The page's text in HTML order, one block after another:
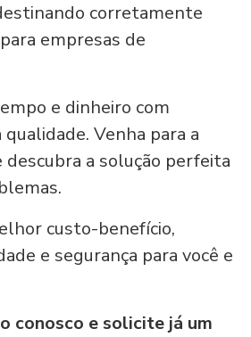
corretamente
empresas de
e dinheiro com
Venha para a
a solução perfeita
custo-benefício,
e segurança para você e
conosco e solicite já um